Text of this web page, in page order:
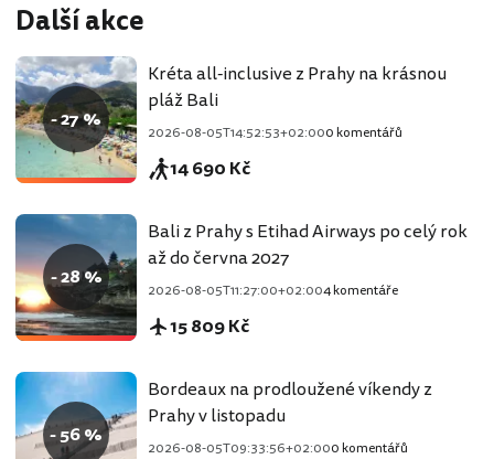
Další akce
- 27 %
Kréta all-inclusive z Prahy na krásnou
pláž Bali
2026-08-05T14:52:53+02:000 komentářů
14 690 Kč
- 28 %
Bali z Prahy s Etihad Airways po celý rok
až do června 2027
2026-08-05T11:27:00+02:004 komentáře
15 809 Kč
- 56 %
Bordeaux na prodloužené víkendy z
Prahy v listopadu
2026-08-05T09:33:56+02:000 komentářů